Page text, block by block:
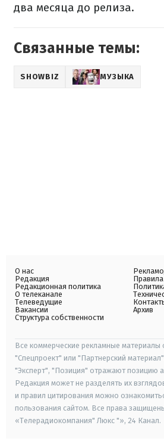
два месяца до релиза.
Связанные темы:
SHOWBIZ МУЗЫКА
О нас
Редакция
Редакционная политика
О телеканале
Телеведущие
Вакансии
Структура собственности
Архив
Все коммерческие рекламные
"Спецпроект" или "Партнерский
"Эксперт", "Позиция" отражают позицию
Редакция может не разделять их
и правил цитирования можно
пользования сайтом. Все права
«Телерадиокомпания" Люкс "», 24 Канал.